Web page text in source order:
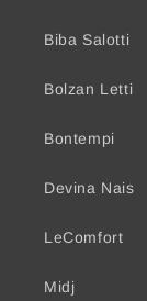
Biba Salotti
Bolzan Letti
Bontempi
Devina Nais
LeComfort
Midj